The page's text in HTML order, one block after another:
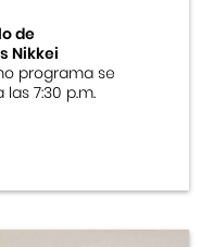
de
Nikkei
programa se
7:30 p.m.